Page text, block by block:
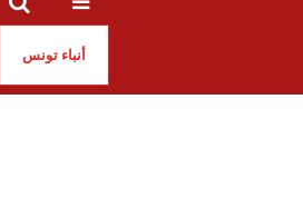
أنباء تونس